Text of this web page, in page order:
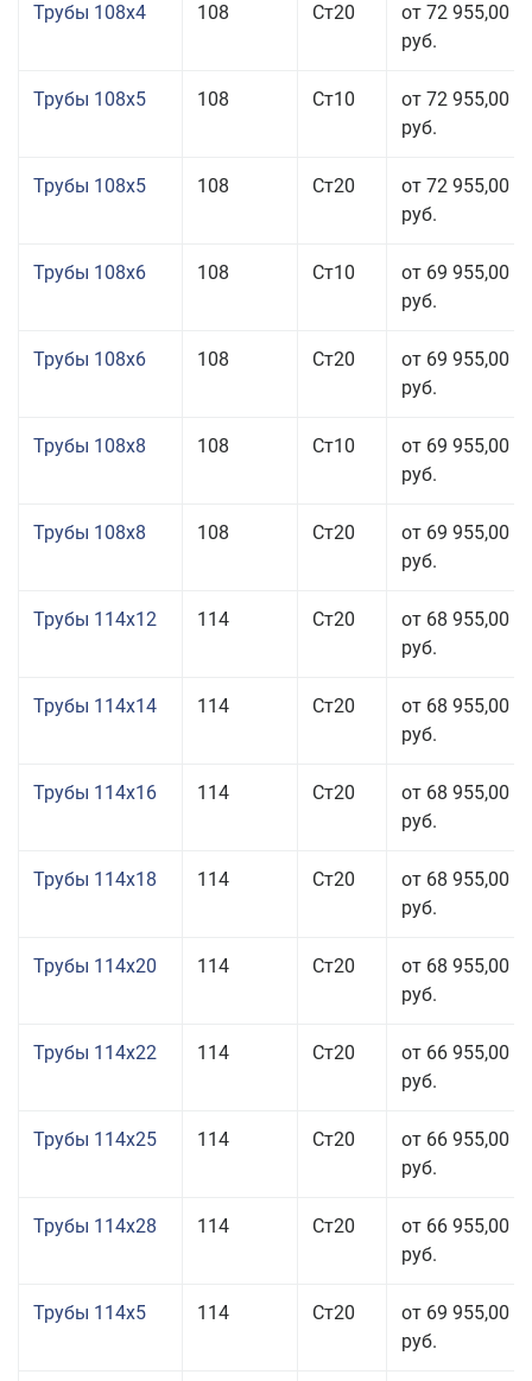
Трубы 108x4 108 Ст20
от 72 955,00
руб.
Трубы 108x5 108 Ст10
от 72 955,00
руб.
Трубы 108x5 108 Ст20
от 72 955,00
руб.
Трубы 108x6 108 Ст10
от 69 955,00
руб.
Трубы 108x6 108 Ст20
от 69 955,00
руб.
Трубы 108x8 108 Ст10
от 69 955,00
руб.
Трубы 108x8 108 Ст20
от 69 955,00
руб.
Трубы 114x12 114 Ст20
от 68 955,00
руб.
Трубы 114x14 114 Ст20
от 68 955,00
руб.
Трубы 114x16 114 Ст20
от 68 955,00
руб.
Трубы 114x18 114 Ст20
от 68 955,00
руб.
Трубы 114x20 114 Ст20
от 68 955,00
руб.
Трубы 114x22 114 Ст20
от 66 955,00
руб.
Трубы 114x25 114 Ст20
от 66 955,00
руб.
Трубы 114x28 114 Ст20
от 66 955,00
руб.
Трубы 114x5 114 Ст20
от 69 955,00
руб.